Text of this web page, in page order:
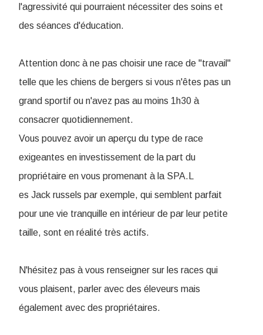
l'agressivité qui pourraient nécessiter des soins et
des séances d'éducation.
Attention donc à ne pas choisir une race de "travail"
telle que les chiens de bergers si vous n'êtes pas un
grand sportif ou n'avez pas au moins 1h30 à
consacrer quotidiennement.
Vous pouvez avoir un aperçu du type de race
exigeantes en investissement de la part du
propriétaire en vous promenant à la SPA.L
es Jack russels par exemple, qui semblent parfait
pour une vie tranquille en intérieur de par leur petite
taille, sont en réalité très actifs.
N'hésitez pas à vous renseigner sur les races qui
vous plaisent, parler avec des éleveurs mais
également avec des propriétaires.